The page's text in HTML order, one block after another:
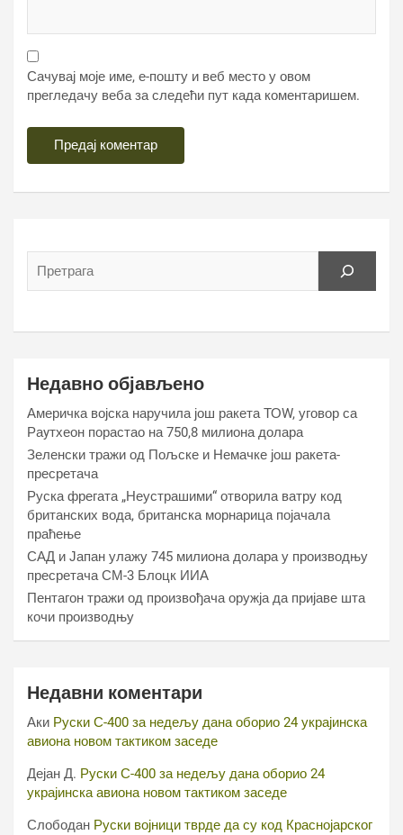
Сачувај моје име, е-пошту и веб место у овом
прегледачу веба за следећи пут када коментаришем.
Недавно објављено
Америчка војска наручила још ракета ТОW, уговор са
Раyтхеон порастао на 750,8 милиона долара
Зеленски тражи од Пољске и Немачке још ракета-
пресретача
Руска фрегата „Неустрашими“ отворила ватру код
британских вода, британска морнарица појачала
праћење
САД и Јапан улажу 745 милиона долара у производњу
пресретача СМ-3 Блоцк ИИА
Пентагон тражи од произвођача оружја да пријаве шта
кочи производњу
Недавни коментари
Аки Руски С-400 за недељу дана оборио 24 украјинска
авиона новом тактиком заседе
Дејан Д. Руски С-400 за недељу дана оборио 24
украјинска авиона новом тактиком заседе
Слободан Руски војници тврде да су код Краснојарског